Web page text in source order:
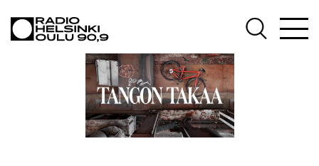
AJANKOHTAISTA
OHJELMAT
TEKIJÄT
ON-DEMAND